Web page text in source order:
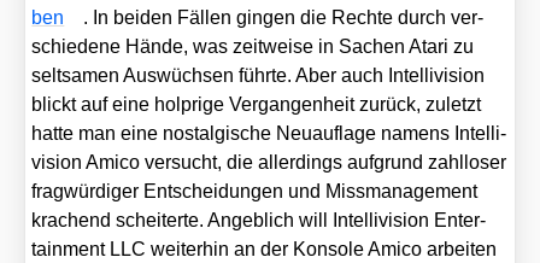
ben
. In bei­den Fäl­len gin­gen die Rech­te durch ver­
schie­de­ne Hän­de, was zeit­wei­se in Sachen Ata­ri zu
selt­sa­men Aus­wüch­sen führ­te. Aber auch Intel­li­vi­si­on
blickt auf eine holp­ri­ge Ver­gan­gen­heit zurück, zuletzt
hat­te man eine nost­al­gi­sche Neu­auf­la­ge namens Intel­li­
vi­si­on Ami­co ver­sucht, die aller­dings auf­grund zahl­lo­ser
frag­wür­di­ger Ent­schei­dun­gen und Miss­ma­nage­ment
kra­chend schei­ter­te. Angeb­lich will Intel­li­vi­si­on Enter­
tain­ment LLC wei­ter­hin an der Kon­so­le Ami­co arbei­ten